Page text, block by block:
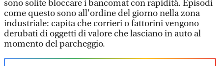
sono solite bloccare i bancomat con rapidità. Episodi
come questo sono all'ordine del giorno nella zona
industriale: capita che corrieri o fattorini vengono
derubati di oggetti di valore che lasciano in auto al
momento del parcheggio.